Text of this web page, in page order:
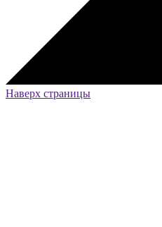
Наверх страницы